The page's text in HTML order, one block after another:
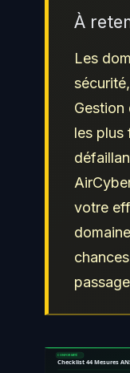
À
Les
Gestion
les plus
votre
CONFORMITÉ
Checklist 44 Mesures